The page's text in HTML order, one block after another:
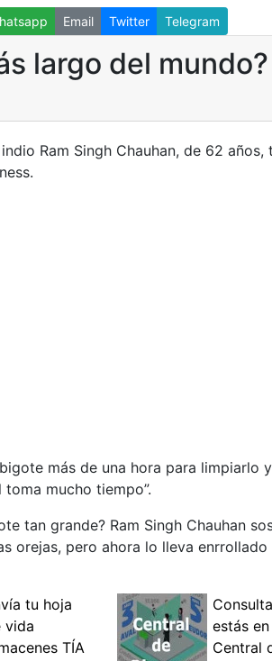
Email Twitter Telegram
largo del mundo?
Ram Singh Chauhan, de 62
más de una hora para limpiarlo
mucho tiempo”.
tan grande? Ram Singh Chauhan
orejas, pero ahora lo lleva